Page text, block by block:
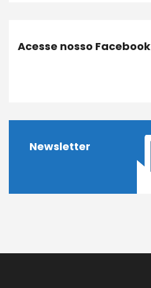
Acesse nosso Facebook
Newsletter